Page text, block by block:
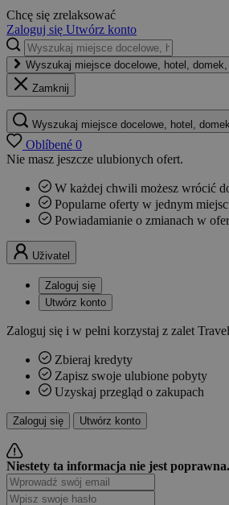
Chcę się zrelaksować
Zaloguj się Utwórz konto
Wyszukaj miejsce docelowe, hotel,
Zamknij
Wyszukaj miejsce docelowe, hotel,
Oblíbené 0
Nie masz jeszcze ulubionych ofert.
W każdej chwili możesz wrócić
Popularne oferty w jednym
Powiadamianie o zmianach w
Uživatel
Zaloguj się
Utwórz konto
Zaloguj się i w pełni korzystaj z zalet
Zbieraj kredyty
Zapisz swoje ulubione pobyty
Uzyskaj przegląd o zakupach
Zaloguj się Utwórz konto
Niestety ta informacja nie jest poprawna.